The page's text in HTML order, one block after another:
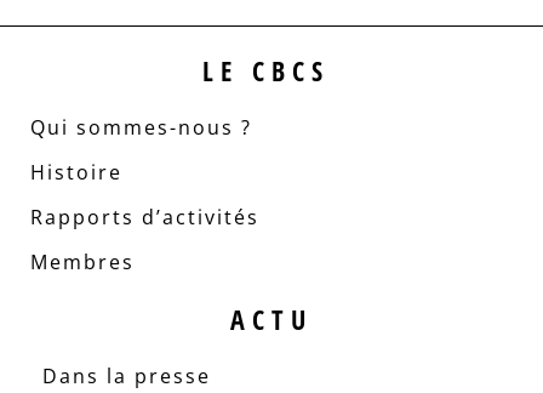
LE CBCS
Qui sommes-nous ?
Histoire
Rapports d’activités
Membres
ACTU
Dans la presse